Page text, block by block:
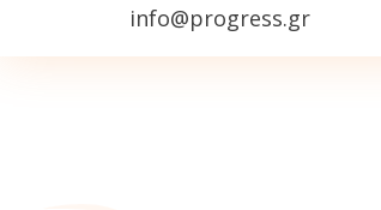
info@progress.gr